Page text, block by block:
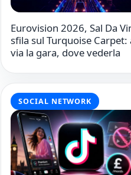
Eurovision 2026, Sal Da
sfila sul Turquoise Carpet:
via la gara, dove vederla
SOCIAL NETWORK